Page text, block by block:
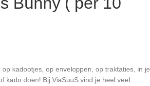
kadootjes, op enveloppen, op traktaties, in je
kado doen! Bij ViaSuuS vind je heel veel